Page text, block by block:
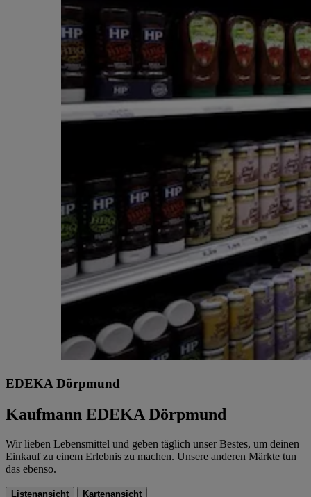
EDEKA Dörpmund
Kaufmann EDEKA Dörpmund
Wir lieben Lebensmittel und geben täglich unser Bestes, um deinen
Einkauf zu einem Erlebnis zu machen. Unsere anderen Märkte tun
das ebenso.
Listenansicht Kartenansicht